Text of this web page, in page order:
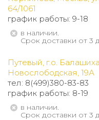
64/1061
график работы: 9-18
В наличии.
Срок доставки от 3
Путевый, г.о.
Новослободская, 19А
тел: 8(499)380-83-83
график работы: 8-19
В наличии.
Срок доставки от 3